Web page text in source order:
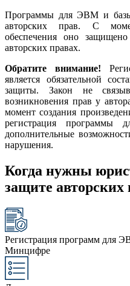
Программы для ЭВМ и базы
авторских прав. С
обеспечения оно
авторских правах.
Обратите внимание!
является обязательной
защиты. Закон не
возникновения прав у
момент создания
регистрация
дополнительные
нарушения.
Когда нужны
защите авторских
Регистрация программ для
Минцифре